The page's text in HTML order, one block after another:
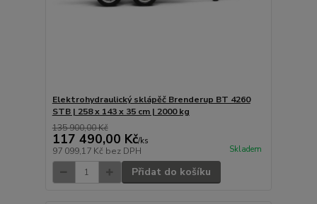
Elektrohydraulický sklápěč Brenderup BT 4260
STB | 258 x 143 x 35 cm | 2000 kg
135 900,00 Kč
117 490,00 Kč/ks
97 099,17 Kč bez DPH Skladem
Přidat do košíku